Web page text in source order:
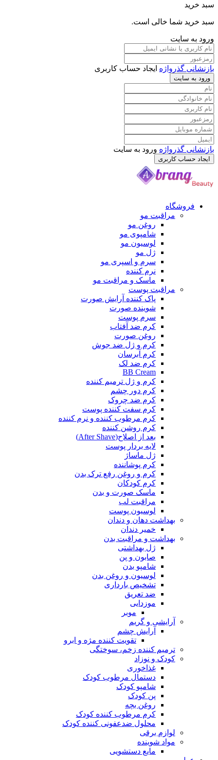
سبد خرید
سبد خرید شما خالی است.
ورود به سایت
بازنشانی گذرواژه ایجاد حساب کاربری
ورود به سایت
بازنشانی گذرواژه ورود به سایت
ایجاد حساب کاربری
فروشگاه
مراقبت مو
روغن مو
شامپوی مو
لوسیون مو
ژل مو
سرم و اسپری مو
نرم کننده
ماسک و مراقبت مو
مراقبت پوست
پاک کننده آرایش صورت
شوینده صورت
سرم پوست
کرم ضد آفتاب
روغن صورت
کرم و ژل ضد جوش
کرم آبرسان
کرم ضد لک
BB Cream
کرم و ژل ترمیم کننده
کرم دور چشم
کرم ضد چروک
کرم سفت کننده پوست
کرم مرطوب کننده و نرم کننده
کرم روشن کننده
بعد از اصلاح(After Shave)
لایه بردار پوست
ژل ماساژ
کرم پوشاننده
کرم و روغن رفع ترک بدن
کرم کودکان
ماسک صورت و بدن
مراقبت لب
لوسیون پوست
بهداشت دهان و دندان
خمیر دندان
بهداشت و مراقبت بدن
ژل بهداشتی
صابون و پن
شامپو بدن
لوسیون و روغن بدن
تشخیص بارداری
ضد تعریق
موزدایی
موبر
آرایشی و گریم
آرایش چشم
تقویت کننده مژه و ابرو
ترمیم کننده زخم، سوختگی
کودک و نوزاد
غذاخوری
دستمال مرطوب کودک
شامپو کودک
پن کودک
روغن بچه
کرم مرطوب کننده کودک
محلول ضدعفونی کننده کودک
لوازم برقی
مواد شوینده
مایع دستشویی